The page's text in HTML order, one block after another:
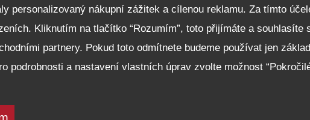
personalizovaný nákupní zážitek a cílenou reklamu. Za tímto
Kliknutím na tlačítko “Rozumím”, toto přijímáte a
partnery. Pokud toto odmítnete budeme používat jen
podrobnosti a nastavení vlastních úprav zvolte možnost